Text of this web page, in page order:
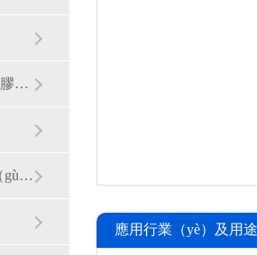
平麵（miàn）打磨膠（jiāo）
單組分（fèn）固（gù）化粘合膠
應用行業（yè）及用